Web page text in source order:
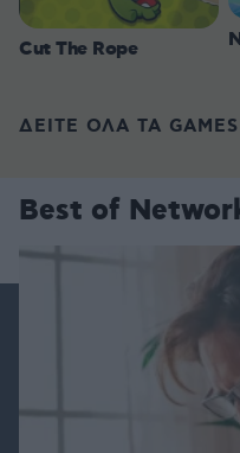
Cut The Rope
ΔΕΙΤΕ ΟΛΑ ΤΑ GAMES
Best of